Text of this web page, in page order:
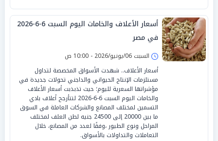
أسعار الأعلاف والخامات اليوم السبت 6-6-2026
في مصر
السبت 06/يونيو/2026 - 10:00 ص
أسعار الأعلاف.. شهدت الأسواق المخصصة لتداول
مستلزمات الإنتاج الحيواني والداجني تحولات جديدة في
مؤشراتها السعرية لليوم؛ حيث تذبذبت أسعار الأعلاف
والخامات اليوم السبت 6-6-2026 لتتأرجح أعلاف بادي
التسمين لمختلف المصانع والشركات العاملة في السوق
ما بين 20000 إلى 24500 جنيه لطن العلف لمختلف
المراحل ونوع الطيور ،وفقًا لعدد من المصانع، خلال
التعاملات والتداولات بالأسواق.